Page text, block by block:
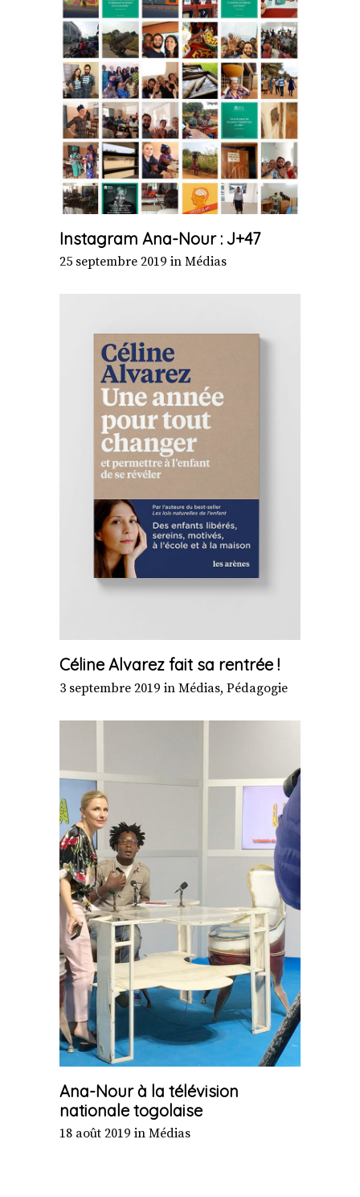
Instagram Ana-Nour : J+47
25 septembre 2019 in Médias
Céline Alvarez fait sa rentrée !
3 septembre 2019 in Médias, Pédagogie
Ana-Nour à la télévision
nationale togolaise
18 août 2019 in Médias